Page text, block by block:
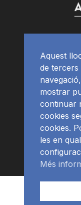
Aquest
de tercers
mostrar
continuar
cookies
cookies.
les en
Més